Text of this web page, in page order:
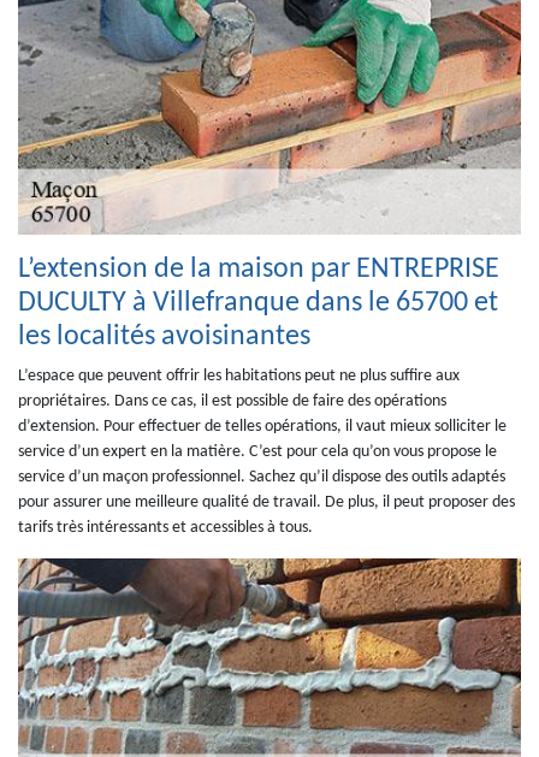
L’extension de la maison par ENTREPRISE
DUCULTY à Villefranque dans le 65700 et
les localités avoisinantes
L’espace que peuvent offrir les habitations peut ne plus suffire aux
propriétaires. Dans ce cas, il est possible de faire des opérations
d’extension. Pour effectuer de telles opérations, il vaut mieux solliciter le
service d’un expert en la matière. C’est pour cela qu’on vous propose le
service d’un maçon professionnel. Sachez qu’il dispose des outils adaptés
pour assurer une meilleure qualité de travail. De plus, il peut proposer des
tarifs très intéressants et accessibles à tous.